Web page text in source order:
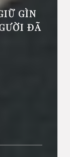
GÌN
ĐÃ